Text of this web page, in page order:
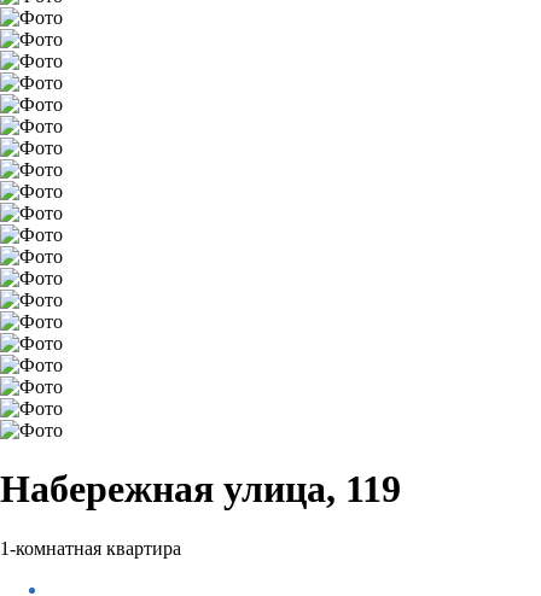
Набережная улица, 119
1-комнатная квартира